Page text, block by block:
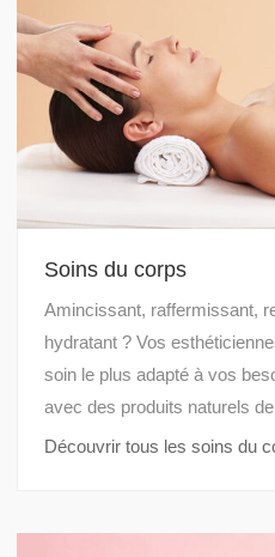
Soins du corps
Amincissant, raffermissant,
hydratant ? Vos
soin le plus adapté à vos
avec des produits naturels
Découvrir tous les soins du